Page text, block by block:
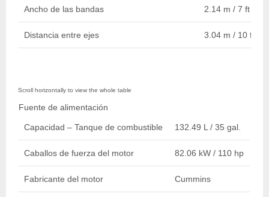
Ancho de las bandas 2.14 m / 7 ft
Distancia entre ejes 3.04 m / 10 ft
Fuente de alimentación
Capacidad – Tanque de combustible 132.49 L / 35 gal.
Caballos de fuerza del motor 82.06 kW / 110 hp
Fabricante del motor Cummins